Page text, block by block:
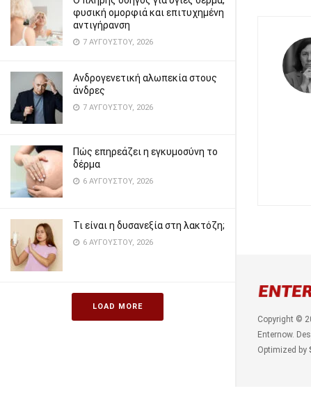
φυσική ομορφιά και επιτυχημένη
αντιγήρανση
7 ΑΥΓΟΎΣΤΟΥ, 2026
Ανδρογενετική αλωπεκία στους
άνδρες
7 ΑΥΓΟΎΣΤΟΥ, 2026
Πώς επηρεάζει η εγκυμοσύνη το
δέρμα
6 ΑΥΓΟΎΣΤΟΥ, 2026
Τι είναι η δυσανεξία στη λακτόζη;
6 ΑΥΓΟΎΣΤΟΥ, 2026
LOAD MORE
Copyright ©
Enternow.
Optimized by